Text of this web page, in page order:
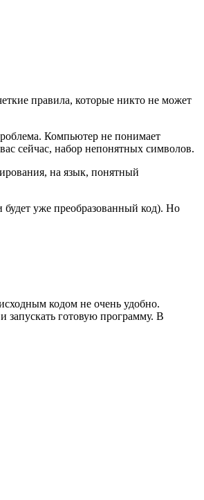
правила, которые никто не может
Компьютер не понимает
сейчас, набор непонятных символов.
на язык, понятный
будет уже преобразованный код). Но
кодом не очень удобно.
запускать готовую программу. В